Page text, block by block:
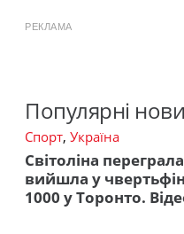
РЕКЛАМА
Популярні
Спорт, Україна
Світоліна
вийшла у
1000 у Торонто.